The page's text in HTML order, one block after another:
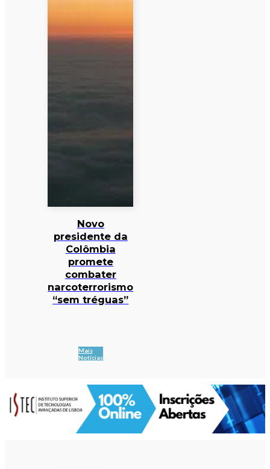
Novo
presidente da
Colômbia
promete
combater
narcoterrorismo
“sem tréguas”
Mais
Notícias